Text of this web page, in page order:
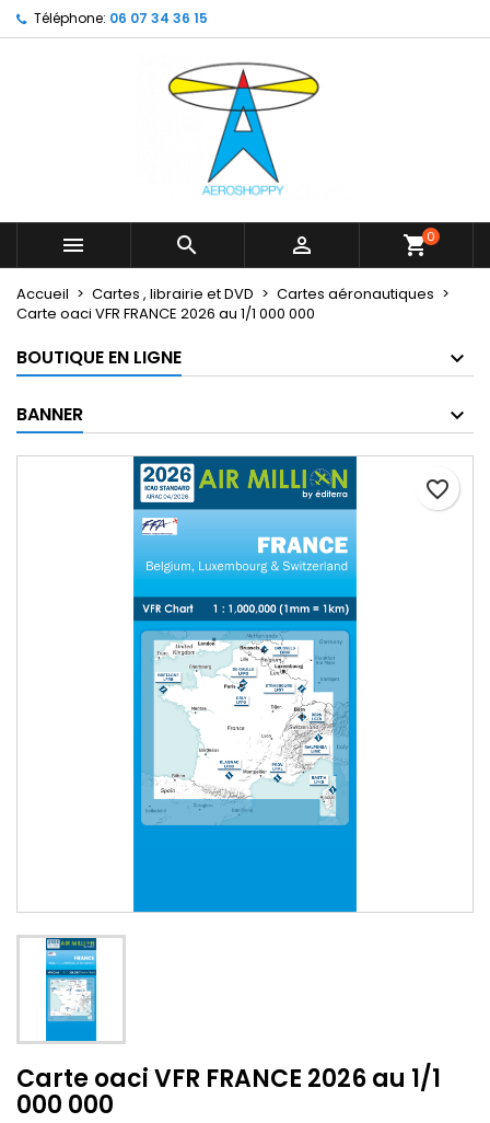
Téléphone: 06 07 34 36 15
   shopping_cart0
Accueil Cartes , librairie et DVD
Cartes aéronautiques
Carte oaci VFR FRANCE 2026 au 1/1 000 000
BOUTIQUE EN LIGNE
BANNER
Carte oaci VFR FRANCE 2026 au 1/1
000 000
favorite_border
My wishlists ×
Create new list
Créer une liste d'envies ×
Nom de la liste d'envies
Connexion ×
Vous devez être connecté pour ajouter des produits
Annuler